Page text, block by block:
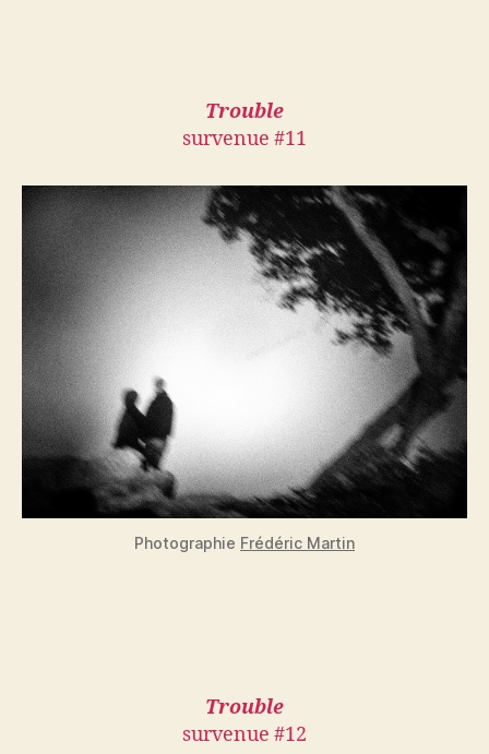
Trouble
survenue #11
Photographie Frédéric Martin
Trouble
survenue #12